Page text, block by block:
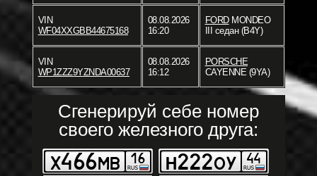
VIN
WF04XXGBB44675168
08.08.2026
16:20
FORDMONDEO
III седан (B4Y)
VIN
WP1ZZZ9YZNDA00637
08.08.2026
16:12
PORSCHE
CAYENNE (9YA)
Сгенерируй себе номер
своего железного друга: